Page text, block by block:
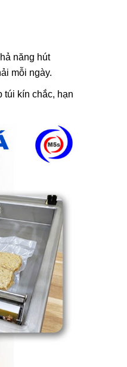
năng hút
mỗi ngày.
kín chắc, hạn